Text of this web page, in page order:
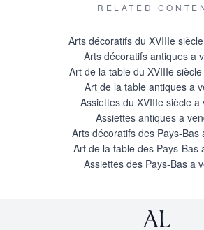
RELATED
Arts décoratifs du XVIIIe
Arts décoratifs antiques a
Art de la table du XVIIIe
Art de la table antiques a
Assiettes du XVIIIe siècle a
Assiettes antiques a
Arts décoratifs des Pays-Bas
Art de la table des Pays-Bas
Assiettes des Pays-Bas a